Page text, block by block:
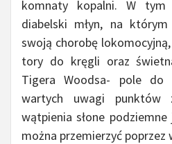
komnaty kopalni. W tym
diabelski młyn, na
swoją chorobę
tory do kręgli oraz
Tigera Woodsa- pole do
wartych uwagi punktów
wątpienia słone
można przemierzyć poprzez